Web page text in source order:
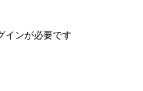
インが必要です